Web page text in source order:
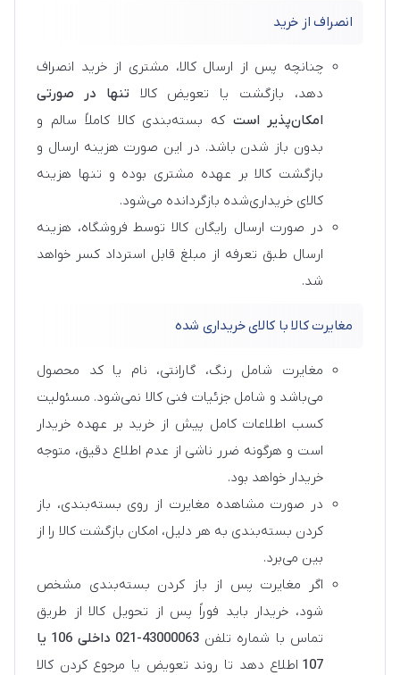
انصراف از خرید
چنانچه پس از ارسال کالا، مشتری از خرید انصراف
دهد، بازگشت یا تعویض کالا تنها در صورتی
امکان‌پذیر استکه بسته‌بندی کالا کاملاً سالم و
بدون باز شدن باشد. در این صورت هزینه ارسال و
بازگشت کالا بر عهده مشتری بوده و تنها هزینه
کالای خریداری‌شده بازگردانده می‌شود.
در صورت ارسال رایگان کالا توسط فروشگاه، هزینه
ارسال طبق تعرفه از مبلغ قابل استرداد کسر خواهد
شد.
مغایرت کالا با کالای خریداری شده
مغایرت شامل رنگ، گارانتی، نام یا کد محصول
می‌باشد و شامل جزئیات فنی کالا نمی‌شود. مسئولیت
کسب اطلاعات کامل پیش از خرید بر عهده خریدار
است و هرگونه ضرر ناشی از عدم اطلاع دقیق، متوجه
خریدار خواهد بود.
در صورت مشاهده مغایرت از روی بسته‌بندی، باز
کردن بسته‌بندی به هر دلیل، امکان بازگشت کالا را از
بین می‌برد.
اگر مغایرت پس از باز کردن بسته‌بندی مشخص
شود، خریدار باید فوراً پس از تحویل کالا از طریق
تماس با شماره تلفن
43000063-021 داخلی 106 یا
107 اطلاع دهد تا روند تعویض یا مرجوع کردن کالا